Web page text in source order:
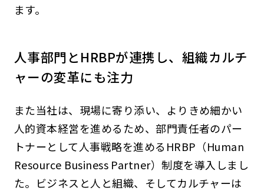
ます。
人事部門とHRBPが連携し、組織カルチ
ャーの変革にも注力
また当社は、現場に寄り添い、よりきめ細かい
人的資本経営を進めるため、部門責任者のパー
トナーとして人事戦略を進めるHRBP（Human
Resource Business Partner）制度を導入しまし
た。ビジネスと人と組織、そしてカルチャーは